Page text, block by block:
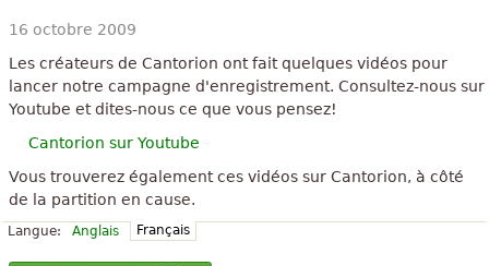
16 octobre 2009
Les créateurs de Cantorion ont fait quelques vidéos pour
lancer notre campagne d'enregistrement. Consultez-nous sur
Youtube et dites-nous ce que vous pensez!
Cantorion sur Youtube
Vous trouverez également ces vidéos sur Cantorion, à côté
de la partition en cause.
Langue: Anglais Français